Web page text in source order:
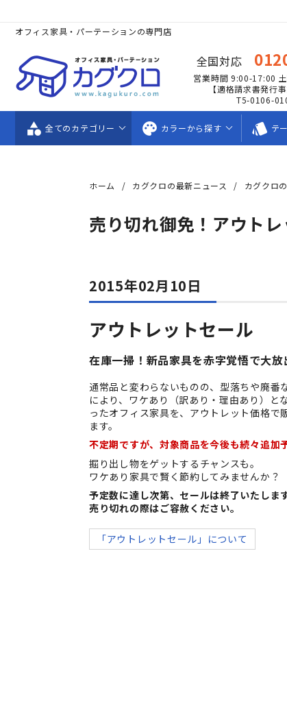
オフィス家具・パーテーションの専門店
全国対応
営業時間 9:00-17:00
【適格請求書発行
T5-0106-
category 全てのカテゴリー palette カラーから探す style テ
ホーム カグクロの最新ニュース カグクロ
売り切れ御免！アウト
2015年02月10日
アウトレットセール
在庫一掃！新品家具を赤字覚悟で大放
通常品と変わらないものの、型落ちや廃番
により、ワケあり（訳あり・理由あり）と
ったオフィス家具を、アウトレット価格で
ます。
不定期ですが、対象商品を今後も続々追加
掘り出し物をゲットするチャンスも。
ワケあり家具で賢く節約してみませんか？
予定数に達し次第、セールは終了いたします
売り切れの際はご容赦ください。
「アウトレットセール」について